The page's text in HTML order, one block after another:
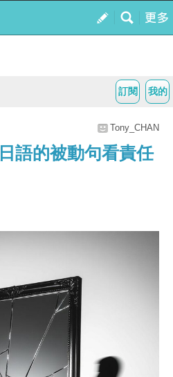
我的
訂閱
Tony_CHAN
語的被動句看責任